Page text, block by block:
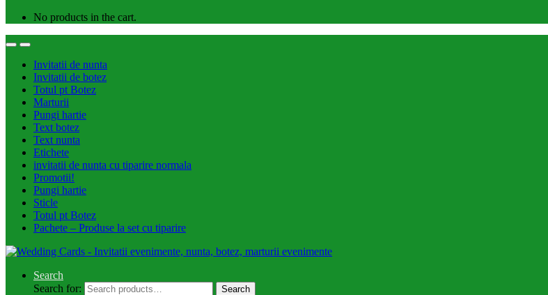
No products in the cart.
Invitatii de nunta
Invitatii de botez
Totul pt Botez
Marturii
Pungi hartie
Text botez
Text nunta
Etichete
invitatii de nunta cu tiparire normala
Promotii!
Pungi hartie
Sticle
Totul pt Botez
Pachete – Produse la set cu tiparire
Search
Search for:
Search